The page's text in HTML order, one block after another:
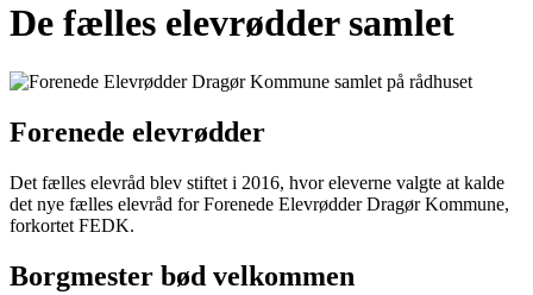
De fælles elevrødder samlet
Forenede elevrødder
Det fælles elevråd blev stiftet i 2016, hvor eleverne valgte at kalde
det nye fælles elevråd for Forenede Elevrødder Dragør Kommune,
forkortet FEDK.
Borgmester bød velkommen